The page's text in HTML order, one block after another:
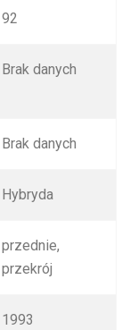
92
Brak danych
Brak danych
Hybryda
przednie,
przekrój
1993